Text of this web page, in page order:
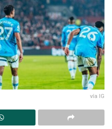
vía IG